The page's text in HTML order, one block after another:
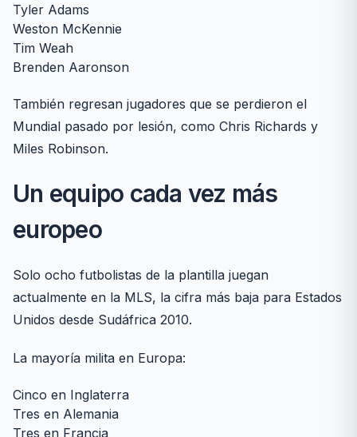
Tyler Adams
Weston McKennie
Tim Weah
Brenden Aaronson
También regresan jugadores que se perdieron el
Mundial pasado por lesión, como Chris Richards y
Miles Robinson.
Un equipo cada vez más
europeo
Solo ocho futbolistas de la plantilla juegan
actualmente en la MLS, la cifra más baja para Estados
Unidos desde Sudáfrica 2010.
La mayoría milita en Europa:
Cinco en Inglaterra
Tres en Alemania
Tres en Francia